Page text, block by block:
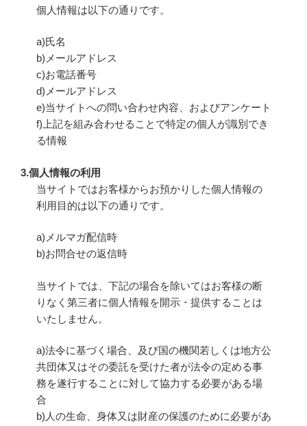
個人情報は以下の通りです。
a)氏名
b)メールアドレス
c)お電話番号
d)メールアドレス
e)当サイトへの問い合わせ内容、およびアンケート
f)上記を組み合わせることで特定の個人が識別でき
る情報
3.個人情報の利用
当サイトではお客様からお預かりした個人情報の
利用目的は以下の通りです。
a)メルマガ配信時
b)お問合せの返信時
当サイトでは、下記の場合を除いてはお客様の断
りなく第三者に個人情報を開示・提供することは
いたしません。
a)法令に基づく場合、及び国の機関若しくは地方公
共団体又はその委託を受けた者が法令の定める事
務を遂行することに対して協力する必要がある場
合
b)人の生命、身体又は財産の保護のために必要があ